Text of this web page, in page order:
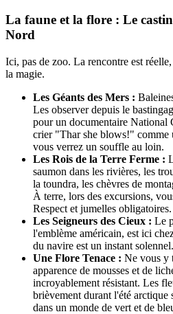
La faune et la flore : Le
Nord
Ici, pas de zoo. La rencontre est
la magie.
Les Géants des Mers :
Les observer depuis le
pour un documentaire National
crier "Thar she blows!" comme
vous verrez un souffle au loin.
Les Rois de la Terre Ferme :
saumon dans les rivières, les
la toundra, les chèvres de
À terre, lors des excursions,
Respect et jumelles obligatoires.
Les Seigneurs des Cieux : Le
l'emblème américain, est ici
du navire est un instant solennel.
Une Flore Tenace : Ne vous y
apparence de mousses et de
incroyablement résistant. Les
brièvement durant l'été arctique
dans un monde de vert et de